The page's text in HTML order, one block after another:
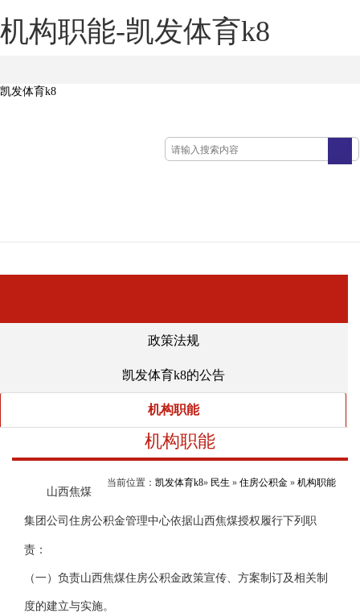
机构职能-凯发体育k8
凯发体育k8
政策法规
凯发体育k8的公告
机构职能
机构职能
当前位置： 凯发体育k8» 民生 » 住房公积金 » 机构职能
山西焦煤
集团公司住房公积金管理中心依据山西焦煤授权履行下列职
责：
（一）负责山西焦煤住房公积金政策宣传、方案制订及相关制
度的建立与实施。